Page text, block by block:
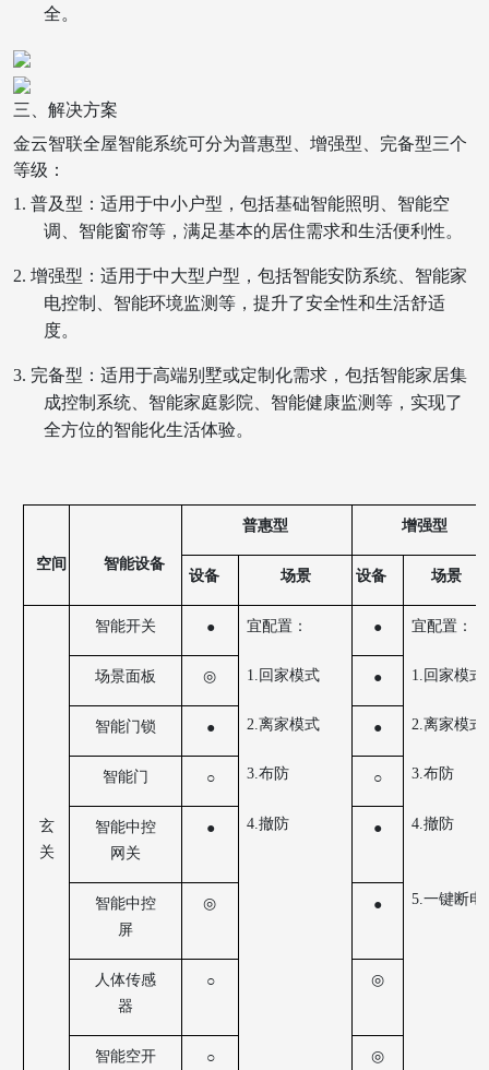
全。
三、解决方案
金云智联全屋智能系统可分为普惠型、增强型、完备型三个
等级：
1. 普及型：适用于中小户型，包括基础智能照明、智能空
调、智能窗帘等，满足基本的居住需求和生活便利性。
2. 增强型：适用于中大型户型，包括智能安防系统、智能家
电控制、智能环境监测等，提升了安全性和生活舒适
度。
3. 完备型：适用于高端别墅或定制化需求，包括智能家居集
成控制系统、智能家庭影院、智能健康监测等，实现了
全方位的智能化生活体验。
空间 智能设备
普惠型 增强型
设备 场景 设备 场景
智能开关 ● 宜配置： ● 宜配置：
场景面板 ◎ 1.回家模式 ● 1.回家模式
智能门锁 ● 2.离家模式 ● 2.离家模式
智能门 ○ 3.布防 ○ 3.布防
玄
关
智能中控
网关
● 4.撤防 ● 4.撤防
智能中控
屏
◎ ● 5.一键断电
人体传感
器
○ ◎
智能空开 ○ ◎